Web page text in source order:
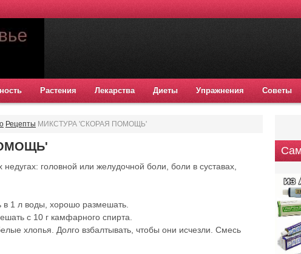
Растения Лекарства Диеты Упражнения Советы
Рецепты МИКСТУРА 'СКОРАЯ ПОМОЩЬ'
головной или желудочной боли, боли в суставах,
в 1 л воды, хорошо размешать.
с 10 г камфарного спирта.
хлопья. Долго взбалтывать, чтобы они исчезли. Смесь